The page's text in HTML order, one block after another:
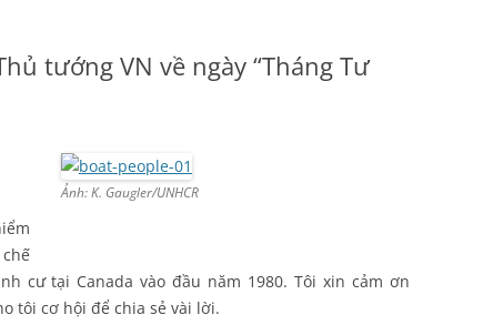
tướng VN về ngày “Tháng Tư
Ảnh: K. Gaugler/UNHCR
cư tại Canada vào đầu năm 1980. Tôi xin cảm ơn
tôi cơ hội để chia sẻ vài lời.